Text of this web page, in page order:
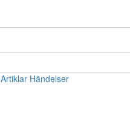
Artiklar Händelser